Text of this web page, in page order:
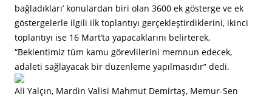
bağladıkları’ konulardan biri olan 3600 ek gösterge ve ek
göstergelerle ilgili ilk toplantıyı gerçekleştirdiklerini, ikinci
toplantıyı ise 16 Mart’ta yapacaklarını belirterek,
“Beklentimiz tüm kamu görevlilerini memnun edecek,
adaleti sağlayacak bir düzenleme yapılmasıdır” dedi.
Ali Yalçın, Mardin Valisi Mahmut Demirtaş, Memur-Sen